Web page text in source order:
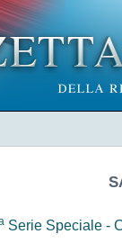
Serie Speciale -